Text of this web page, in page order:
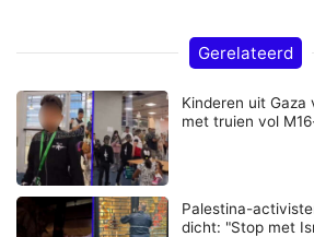
Gerelateerd
Kinderen uit Gaza
met truien vol
Palestina-
dicht: "Stop met